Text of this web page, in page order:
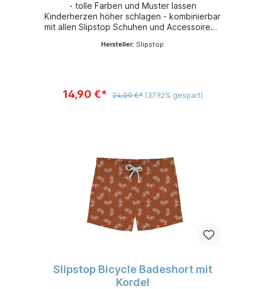
- tolle Farben und Muster lassen
Kinderherzen höher schlagen - kombinierbar
mit allen Slipstop Schuhen und Accessoires -
schnelltrocknendem 100 % Polyester -
Hersteller: Slipstop
14,90 €* 24,00 €* (37.92% gespart)
Slipstop Bicycle Badeshort mit
Kordel